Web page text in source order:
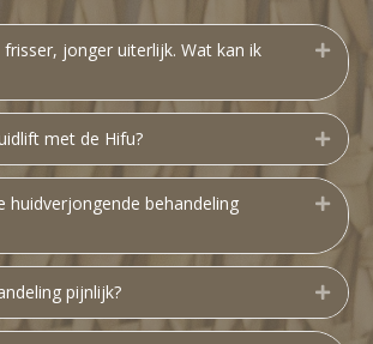
frisser, jonger uiterlijk. Wat kan ik
met de Hifu?
huidverjongende behandeling
pijnlijk?